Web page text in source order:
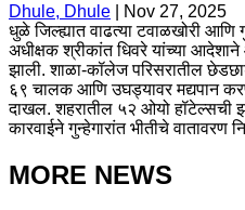
Dhule, Dhule
Nov 27, 2025
धुळे जिल्ह्यात वाढत्या टवाळखोरी आणि
अधीक्षक श्रीकांत धिवरे यांच्या
झाली. शाळा-कॉलेज परिसरातील
६९ चालक आणि उघड्यावर मद्यपान
दाखल. शहरातील ५२ ओयो हॉटेल्सची
कारवाईने गुन्हेगारांत भीतीचे वातावरण
MORE NEWS